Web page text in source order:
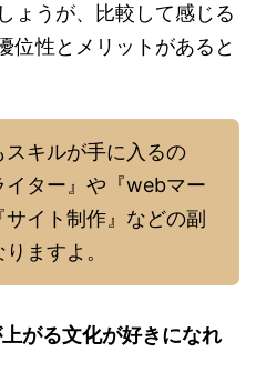
ょうが、比較して感じる
位性とメリットがあると
スキルが手に入るの
ター』や『webマー
イト制作』などの副
ますよ。
がる文化が好きになれ